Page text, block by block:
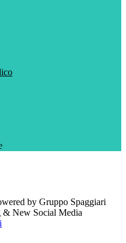
by Gruppo Spaggiari
& New Social Media